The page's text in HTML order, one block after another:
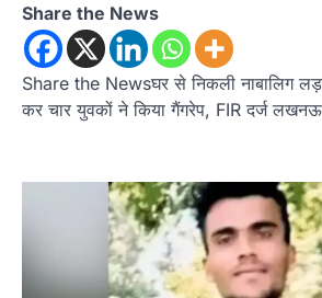
Share the News
Share the Newsघर से निकली नाबालिग
कर चार युवकों ने किया गैंगरेप, FIR दर्ज